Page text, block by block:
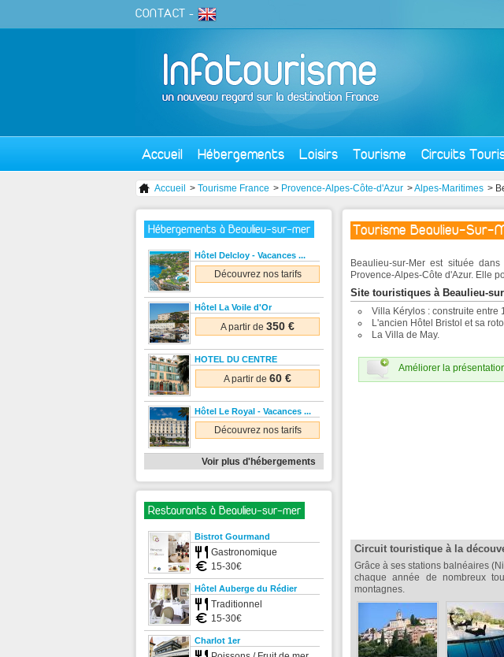
CONTACT -
Accueil Hébergements Loisirs Tourisme Circuits
Accueil > Tourisme France > Provence-Alpes-Côte-d'Azur >Alpes-Maritimes >
Tourisme Beaulieu-Sur-
Beaulieu-sur-Mer est située
Provence-Alpes-Côte d'Azur. Elle
Site touristiques à Beaulieu-
Villa Kérylos : construite entre
L'ancien Hôtel Bristol et sa
La Villa de May.
Améliorer la
Circuit touristique à la
Grâce à ses stations balnéaires
chaque année de nombreux
montagnes.
Hébergements à Beaulieu-sur-mer
Hôtel Delcloy - Vacances ...
Découvrez nos tarifs
Hôtel La Voile d'Or
A partir de 350 €
HOTEL DU CENTRE
A partir de 60 €
Hôtel Le Royal - Vacances ...
Découvrez nos tarifs
Voir plus d'hébergements
Restaurants à Beaulieu-sur-mer
Bistrot Gourmand
Gastronomique
15-30€
Hôtel Auberge du Rédier
Traditionnel
15-30€
Charlot 1er